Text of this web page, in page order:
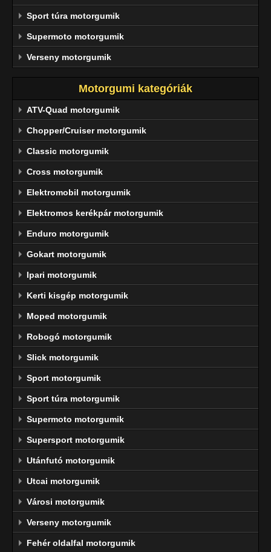
Sport túra motorgumik
Supermoto motorgumik
Verseny motorgumik
Motorgumi kategóriák
ATV-Quad motorgumik
Chopper/Cruiser motorgumik
Classic motorgumik
Cross motorgumik
Elektromobil motorgumik
Elektromos kerékpár motorgumik
Enduro motorgumik
Gokart motorgumik
Ipari motorgumik
Kerti kisgép motorgumik
Moped motorgumik
Robogó motorgumik
Slick motorgumik
Sport motorgumik
Sport túra motorgumik
Supermoto motorgumik
Supersport motorgumik
Utánfutó motorgumik
Utcai motorgumik
Városi motorgumik
Verseny motorgumik
Fehér oldalfal motorgumik